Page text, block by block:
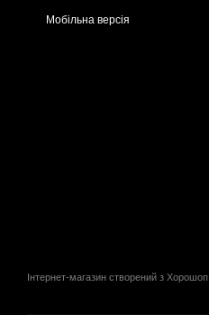
Мобільна версія
Інтернет-магазин створений з Хорошоп